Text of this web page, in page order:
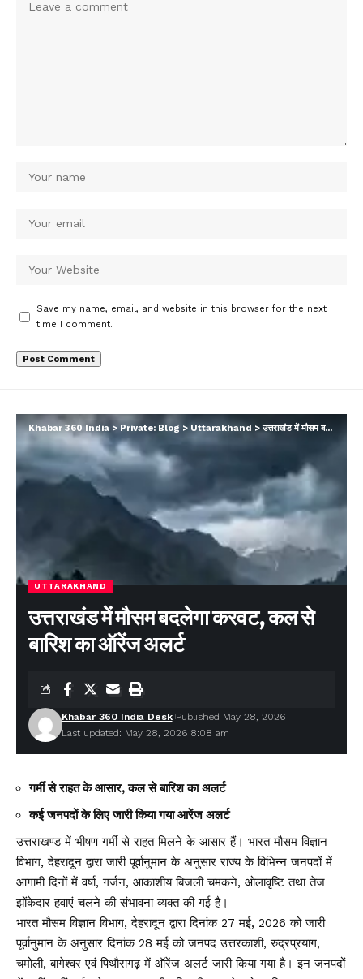
Save my name, email, and website in this browser for the next
time I comment.
Khabar 360 India > Private: Blog > Uttarakhand >उत्तराखंड में मौसम बदलेगा करवट, कल से बारिश का ऑरेंज अलर्ट
UTTARAKHAND
उत्तराखंड में मौसम बदलेगा करवट, कल से
बारिश का ऑरेंज अलर्ट
Last updated: May 28, 2026 8:08 am
Khabar 360 India Desk Published May 28, 2026
गर्मी से राहत के आसार, कल से बारिश का अलर्ट
कई जनपदों के लिए जारी किया गया आरेंज अलर्ट
उत्तराखण्ड में भीषण गर्मी से राहत मिलने के आसार हैं। भारत मौसम विज्ञान
विभाग, देहरादून द्वारा जारी पूर्वानुमान के अनुसार राज्य के विभिन्न जनपदों में
आगामी दिनों में वर्षा, गर्जन, आकाशीय बिजली चमकने, ओलावृष्टि तथा तेज
झोंकेदार हवाएं चलने की संभावना व्यक्त की गई है।
भारत मौसम विज्ञान विभाग, देहरादून द्वारा दिनांक 27 मई, 2026 को जारी
पूर्वानुमान के अनुसार दिनांक 28 मई को जनपद उत्तरकाशी, रुद्रप्रयाग,
चमोली, बागेश्वर एवं पिथौरागढ़ में ऑरेंज अलर्ट जारी किया गया है। इन जनपदों